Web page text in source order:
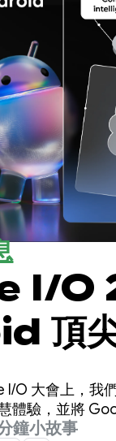
I/O
頂尖
I/O 大會上，我
體驗，並將
鐘小故事